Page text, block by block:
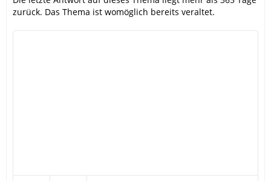
zurück. Das Thema ist womöglich bereits veraltet.